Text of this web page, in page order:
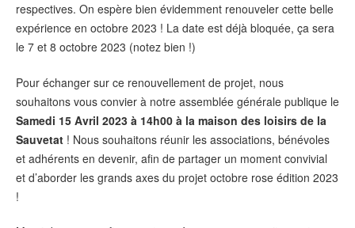
respectives. On espère bien évidemment renouveler cette belle
expérience en octobre 2023 ! La date est déjà bloquée, ça sera
le 7 et 8 octobre 2023 (notez bien !)
Pour échanger sur ce renouvellement de projet, nous
souhaitons vous convier à notre assemblée générale publique le
Samedi 15 Avril 2023 à 14h00 à la maison des loisirs de la
Sauvetat ! Nous souhaitons réunir les associations, bénévoles
et adhérents en devenir, afin de partager un moment convivial
et d’aborder les grands axes du projet octobre rose édition 2023
!